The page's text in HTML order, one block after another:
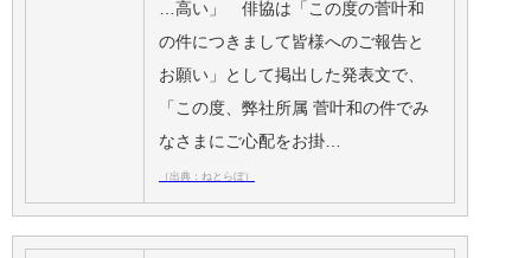
…高い」 俳協は「この度の菅叶和
の件につきまして皆様へのご報告と
お願い」として掲出した発表文で、
「この度、弊社所属 菅叶和の件でみ
なさまにご心配をお掛…
（出典：ねとらぼ）